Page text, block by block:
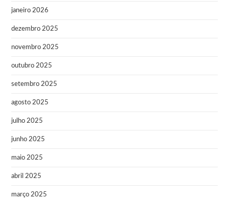
janeiro 2026
dezembro 2025
novembro 2025
outubro 2025
setembro 2025
agosto 2025
julho 2025
junho 2025
maio 2025
abril 2025
março 2025